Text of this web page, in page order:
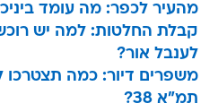
מהעיר לכפר: מה עומד
קבלת החלטות: למה יש
לענבל אור?
משפרים דיור: כמה תצטרכו
תמ"א 38?